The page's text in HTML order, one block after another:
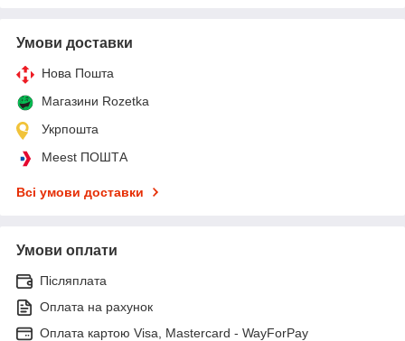
Умови доставки
Нова Пошта
Магазини Rozetka
Укрпошта
Meest ПОШТА
Всі умови доставки
Умови оплати
Післяплата
Оплата на рахунок
Оплата картою Visa, Mastercard - WayForPay